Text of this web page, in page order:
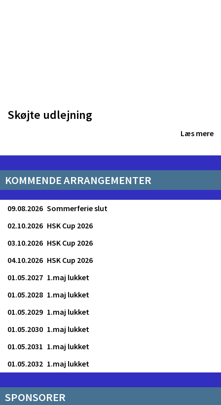
Skøjte udlejning
Læs mere
KOMMENDE ARRANGEMENTER
Sommerferie slut
09.08.2026
HSK Cup 2026
02.10.2026
HSK Cup 2026
03.10.2026
HSK Cup 2026
04.10.2026
1.maj lukket
01.05.2027
1.maj lukket
01.05.2028
1.maj lukket
01.05.2029
1.maj lukket
01.05.2030
1.maj lukket
01.05.2031
1.maj lukket
01.05.2032
SPONSORER